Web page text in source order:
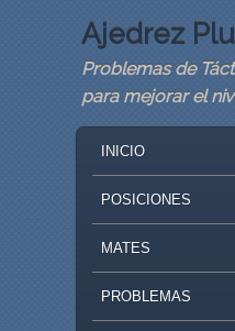
Ajedrez
Problemas de
para mejorar el
SKIP TO PRIMARY
SKIP TO
INICIO
POSICIONES
MATES
PROBLEMAS